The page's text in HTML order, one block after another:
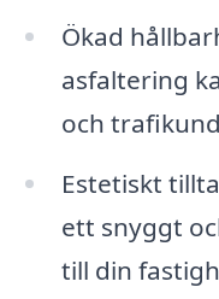
Ökad
asfaltering
och
Estetiskt
ett snyggt
till din